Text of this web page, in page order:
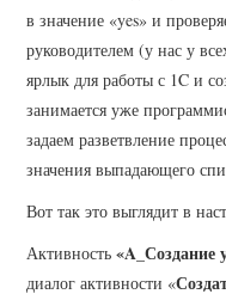
в значение «yes» и
руководителем (у нас у
ярлык для работы с 1C и
занимается уже
задаем разветвление
значения выпадающего
Вот так это выглядит в
Активность«A_Создание
диалог активности «